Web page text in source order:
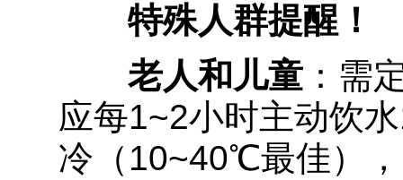
特殊人群提醒！
老人和儿童 ：需
应每1~2小时主动饮
冷（10~40℃最佳）